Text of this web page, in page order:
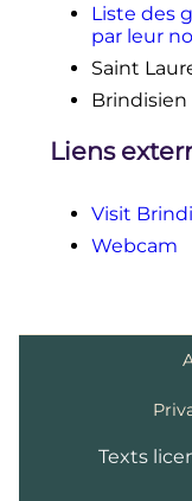
Liste des
par leur
Saint
Brindisien
Liens
Visit
Webcam
Texts